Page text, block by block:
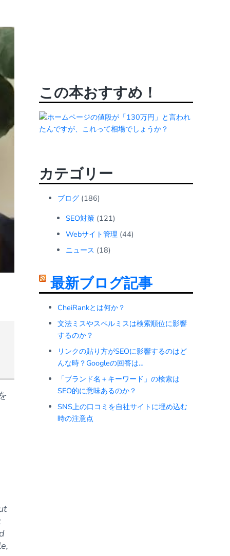
この本おすすめ！
カテゴリー
ブログ (186)
SEO対策 (121)
Webサイト管理 (44)
ニュース (18)
最新ブログ記事
CheiRankとは何か？
文法ミスやスペルミスは検索順位に影響
するのか？
リンクの貼り方がSEOに影響するのはど
んな時？Googleの回答は…
「ブランド名＋キーワード」の検索は
SEO的に意味あるのか？
SNS上の口コミを自社サイトに埋め込む
時の注意点